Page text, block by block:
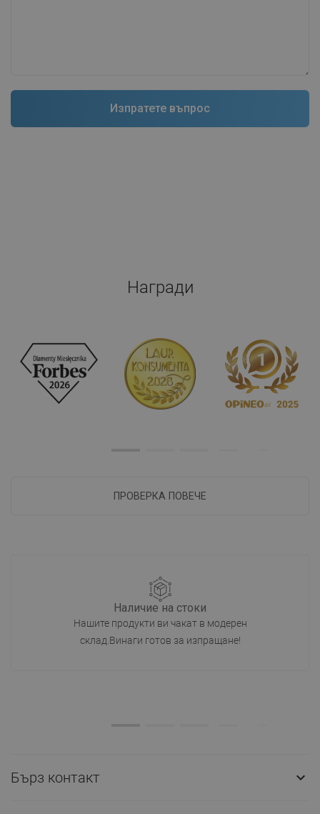
Награди
ПРОВЕРКА ПОВЕЧЕ
Наличие на стоки
Нашите продукти ви чакат в модерен
склад.Винаги готов за изпращане!
Бърз контакт 